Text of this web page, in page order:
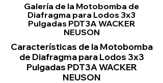
Galería de la Motobomba de
Diafragma para Lodos 3x3
Pulgadas PDT3A WACKER
NEUSON
Características de la Motobomba
de Diafragma para Lodos 3x3
Pulgadas PDT3A WACKER
NEUSON